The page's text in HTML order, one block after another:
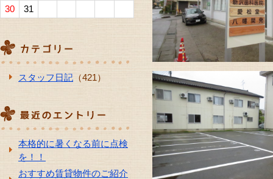
30
31
スタッフ日記 （421）
本格的に暑くなる前に点検
を！！
おすすめ賃貸物件のご紹介